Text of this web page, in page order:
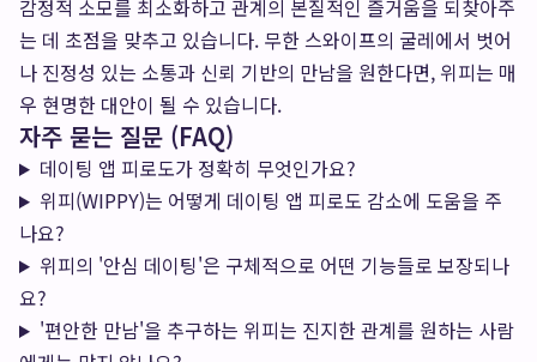
감정적 소모를 최소화하고 관계의 본질적인 즐거움을 되찾아주
는 데 초점을 맞추고 있습니다. 무한 스와이프의 굴레에서 벗어
나 진정성 있는 소통과 신뢰 기반의 만남을 원한다면, 위피는 매
우 현명한 대안이 될 수 있습니다.
자주 묻는 질문 (FAQ)
데이팅 앱 피로도가 정확히 무엇인가요?
위피(WIPPY)는 어떻게 데이팅 앱 피로도 감소에 도움을 주
나요?
위피의 '안심 데이팅'은 구체적으로 어떤 기능들로 보장되나
요?
'편안한 만남'을 추구하는 위피는 진지한 관계를 원하는 사람